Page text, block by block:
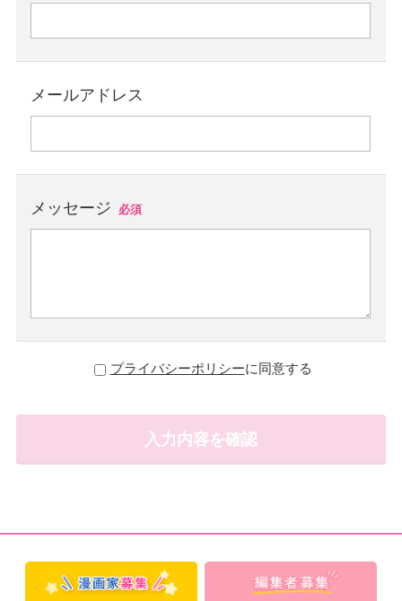
メールアドレス
メッセージ 必須
プライバシーポリシーに同意する